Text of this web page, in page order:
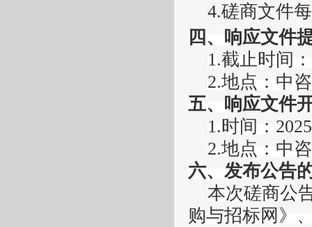
4.磋商文件
四 、 响应文件
1.截止时间 ：
2.地点： 中
五、 响应文件
1.时间：
2.地点： 中
六、发布公告
本次磋商公
购与招标网》